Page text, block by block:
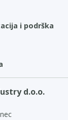
i podrška
d.o.o.